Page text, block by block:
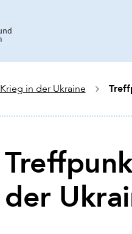
Krieg in der Ukraine
der